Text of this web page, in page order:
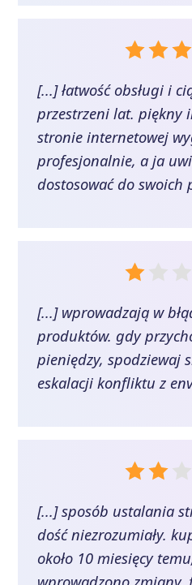
[...] łatwość obsługi i
przestrzeni lat. piękny
stronie internetowej
profesjonalnie, a ja
dostosować do swoich
[...] wprowadzają w
produktów. gdy
pieniędzy, spodziewaj
eskalacji konfliktu z
[...] sposób ustalania
dość niezrozumiały.
około 10 miesięcy